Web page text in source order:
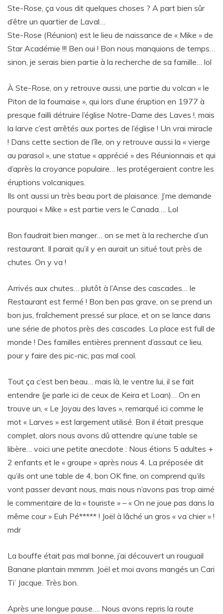
Ste-Rose, ça vous dit quelques choses ? A part bien sûr
d’être un quartier de Laval…
Ste-Rose (Réunion) est le lieu de naissance de « Mike » de
Star Académie !!! Ben oui ! Bon nous manquions de temps…
sinon, je serais bien partie à la recherche de sa famille… lol
À Ste-Rose, on y retrouve aussi, une partie du volcan « le
Piton de la fournaise », qui lors d’une éruption en 1977 à
presque failli détruire l’église Notre-Dame des Laves !, mais
la larve c’est arrêtés aux portes de l’église ! Un vrai miracle
! Dans cette section de l’île, on y retrouve aussi la « vierge
au parasol », une statue « apprécié » des Réunionnais et qui
d’après la croyance populaire… les protégeraient contre les
éruptions volcaniques.
Ils ont aussi un très beau port de plaisance. J’me demande
pourquoi « Mike » est partie vers le Canada…. Lol
Bon faudrait bien manger… on se met à la recherche d’un
restaurant. Il parait qu’il y en aurait un situé tout près de
chutes. On y va !
Arrivés aux chutes… plutôt à l’Anse des cascades… le
Restaurant est fermé ! Bon ben pas grave, on se prend un
bon jus, fraîchement pressé sur place, et on se lance dans
une série de photos près des cascades. La place est full de
monde ! Des familles entières prennent d’assaut ce lieu,
pour y faire des pic-nic, pas mal cool.
Tout ça c’est ben beau… mais là, le ventre lui, il se fait
entendre (je parle ici de ceux de Keira et Loan)… On en
trouve un, « Le Joyau des laves », remarqué ici comme le
mot « Larves » est largement utilisé. Bon il était presque
complet, alors nous avons dû attendre qu’une table se
libère… voici une petite anecdote : Nous étions 5 adultes +
2 enfants et le « groupe » après nous 4. La préposée dit
qu’ils ont une table de 4, bon OK fine, on comprend qu’ils
vont passer devant nous, mais nous n’avons pas trop aimé
le commentaire de la « touriste » – « On ne joue pas dans la
même cour » Euh Pé***** ! Joël à lâché un gros « va chier » !
mdr
La bouffe était pas mal bonne, j’ai découvert un rouguail
Banane plantain mmmm. Joël et moi avons mangés un Cari
Ti’ Jacque. Très bon.
Après une longue pause…. Nous avons repris la route